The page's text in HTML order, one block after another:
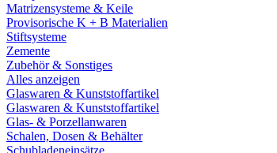
Matrizensysteme & Keile
Provisorische K + B Materialien
Stiftsysteme
Zemente
Zubehör & Sonstiges
Alles anzeigen
Glaswaren & Kunststoffartikel
Glaswaren & Kunststoffartikel
Glas- & Porzellanwaren
Schalen, Dosen & Behälter
Schubladeneinsätze